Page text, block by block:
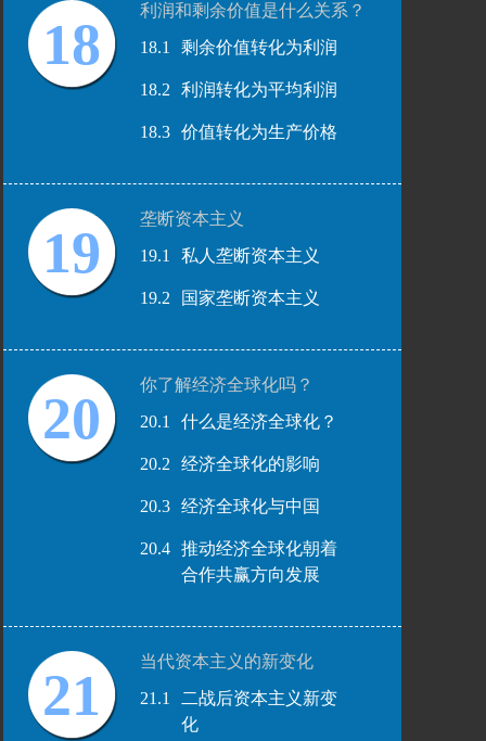
18
利润和剩余价值是什么关系？
18.1
剩余价值转化为利润
18.2 利润转化为平均利润
18.3 价值转化为生产价格
19
垄断资本主义
19.1
私人垄断资本主义
19.2 国家垄断资本主义
20
你了解经济全球化吗？
20.1
什么是经济全球化？
20.2 经济全球化的影响
20.3 经济全球化与中国
20.4
推动经济全球化朝着
合作共赢方向发展
21
当代资本主义的新变化
21.1
二战后资本主义新变
化